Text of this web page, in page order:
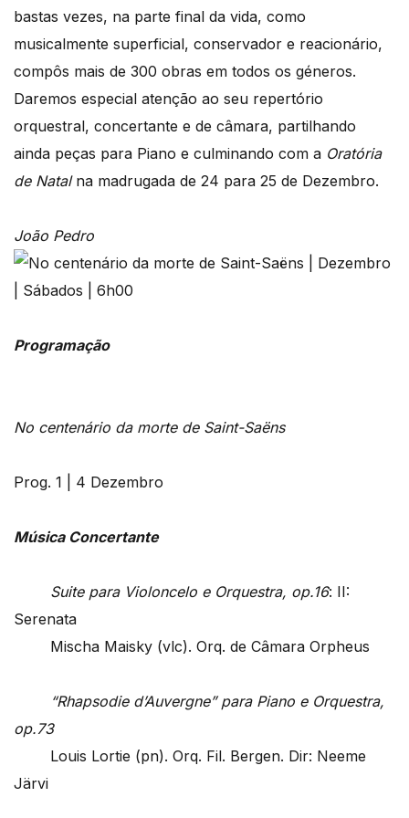
bastas vezes, na parte final da vida, como
musicalmente superficial, conservador e reacionário,
compôs mais de 300 obras em todos os géneros.
Daremos especial atenção ao seu repertório
orquestral, concertante e de câmara, partilhando
ainda peças para Piano e culminando com a Oratória
de Natalna madrugada de 24 para 25 de Dezembro.
João Pedro
Programação
No centenário da morte de Saint-Saëns
Prog. 1 | 4 Dezembro
Música Concertante
Suite para Violoncelo e Orquestra, op.16: II:
Serenata
Mischa Maisky (vlc). Orq. de Câmara Orpheus
“Rhapsodie d’Auvergne” para Piano e Orquestra,
op.73
Louis Lortie (pn). Orq. Fil. Bergen. Dir: Neeme
Järvi